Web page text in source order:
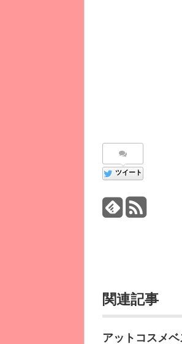
ツイート
関連記事
アットコスメ